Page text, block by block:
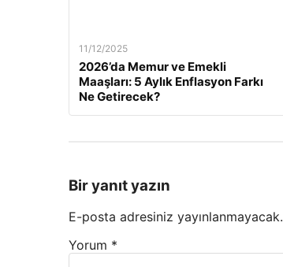
11/12/2025
2026’da Memur ve Emekli
Maaşları: 5 Aylık Enflasyon Farkı
Ne Getirecek?
Bir yanıt yazın
E-posta adresiniz yayınlanmayacak.
Yorum *